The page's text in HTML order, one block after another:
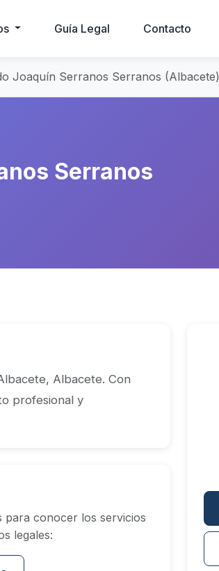
Guía Legal Contacto
Joaquín Serranos Serranos (Albacete)
Serranos
Albacete. Con
profesional y
conocer los servicios
legales: